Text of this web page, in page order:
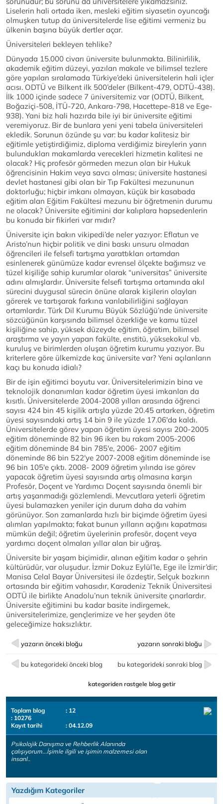
Liselerin hali ortada iken, mesleki eğitim siyasetin oyuncağı
olmuşken tutup da üniversitelerde lise eğitimi vermeniz bu
ülkenin başına büyük dertler açar.
Üniversiteleri bekleyen tehlike?
Dünyada 15.000 civarı üniversite bulunmakta. Bilinirlilik,
akademik eğitim düzeyi, yazılan makale ve bilimsel tezlere
göre yapılan sıralamada Türkiye’deki üniversitelerin hali içler
acısı. ODTÜ ve Bilkent ilk 500’deler (Bilkent-479, ODTÜ-438).
İlk 1000 içinde sadece 7 üniversitemiz var (ODTÜ, Bilkent,
Boğaziçi-508, İTÜ-720, Ankara-798, Hacettepe-818 ve Ege-
938). Yani biz hali hazırda bile iyi bir üniversite eğitimi
veremiyoruz. Bir de bunlara yeni yeni tabela üniversiteleri
ekledik. Sorunun özünde şu var: bu kadar kalitesiz bir
eğitimle yetiştirdiğimiz, diploma verdiğimiz bireylerin yarın
bulundukları makamlarda verecekleri hizmetin kalitesi ne
olacak? Hiç profesör görmeden mezun olan bir Hukuk
öğrencisinin Hakim veya savcı olması; üniversite hastanesi
devlet hastanesi gibi olan bir Tıp Fakültesi mezununun
doktorluğu; hiçbir imkanı olmayan, küçük bir kasabada
eğitim alan Eğitim Fakültesi mezunu bir öğretmenin durumu
ne olacak? Üniversite eğitimini dar kalıplara hapsedenlerin
bu konuda bir fikirleri var mıdır?
Üniversite için bakın vikipedi’de neler yazıyor: Eflatun ve
Aristo’nun hiçbir politik ve dini baskı unsuru olmadan
öğrencileri ile felsefi tartışma yarattıkları ortamdan
esinlenerek günümüze kadar evrensel ölçekte bağımsız ve
tüzel kişiliğe sahip kurumlar olarak “universitas” üniversite
adını almışlardır. Üniversite felsefi tartışma ortamında akıl
sürecini duygusal sürecin önüne alarak kişilerin olayları
görerek ve tartışarak farkına varılabilirliğini sağlayan
ortamlardır. Türk Dil Kurumu Büyük Sözlüğü’nde üniversite
sözcüğünün karşısında bilimsel özerkliğe ve kamu tüzel
kişiliğine sahip, yüksek düzeyde eğitim, öğretim, bilimsel
araştırma ve yayın yapan fakülte, enstitü, yüksekokul vb.
kuruluş ve birimlerden oluşan öğretim kurumu yazıyor. Bu
kriterlere göre ülkemizde kaç üniversite var? Yeni açılanların
kaçı bu konuda idialı?
Bir de işin eğitimci boyutu var. Üniversitelerimizin bina ve
teknolojik donanımları kadar öğretim üyesi imkanları da
kısıtlı. Üniversitelerde 2004-2008 yılları arasında öğrenci
sayısı 424 bin 45 kişilik artışla yüzde 20.45 artarken, öğretim
üyesi sayısındaki artış 14 bin 9 ile yüzde 17.06'da kaldı.
Üniversitelerde görev yapan öğretim üyesi sayısı 200-2005
eğitim döneminde 82 bin 96 iken bu rakam 2005-2006
eğitim döneminde 84 bin 785'e, 2006- 2007 eğitim
döneminde 86 bin 522'ye 2007-2008 eğitim döneminde ise
96 bin 105'e çıktı. 2008- 2009 öğretim yılında ise görev
yapacak öğretim üyesi sayısında artış olmasına karşın
Profesör, Doçent ve Yardımcı Doçent sayısında önemli bir
artış yaşanmadığı gözlemlendi. Mevcutlara yeterli öğretim
üyesi bulamazken yeniler için durum daha da vahim
görünüyor. Son zamanlarda hızlı bir biçimde öğretim üyesi
alımları yapılmakta; fakat bunun yılların açığını kapatması
mümkün değil; öğretim üyelerinin profesör, doçent veya
yardımcı doçent olmaları yıllar alan bir uğraş.
Üniversite bir yaşam biçimidir, alınan eğitim kadar o şehrin
kültürüdür, var oluşudur. İzmir Dokuz Eylül’le, Ege ile İzmir’dir;
Manisa Celal Bayar Üniversitesi ile özdeştir, Selçuk bozkırın
ortasında bir eğitim vahasıdır, Karadeniz Teknik Üniversitesi
ODTÜ ile birlikte Anadolu’nun teknik üniversite çınarlardır.
Üniversite eğitimini bu kadar basite indirgemek,
üniversitelerimize, gençlerimize ve her şeyden öte
geleceğimize haksızlıktır.
yazarın önceki bloğu yazarın sonraki bloğu
bu kategorideki önceki blog bu kategorideki sonraki blog
kategoriden rastgele blog getir
Toplam blog
: 12
: 10276
Kayıt tarihi
: 04.12.09
Psikolojik Danışma ve Rehberlik Alanında
çalışıyorum...İşimle ilgili ve işimin malzemesi olan
insanl..
Yazdığım Kategoriler